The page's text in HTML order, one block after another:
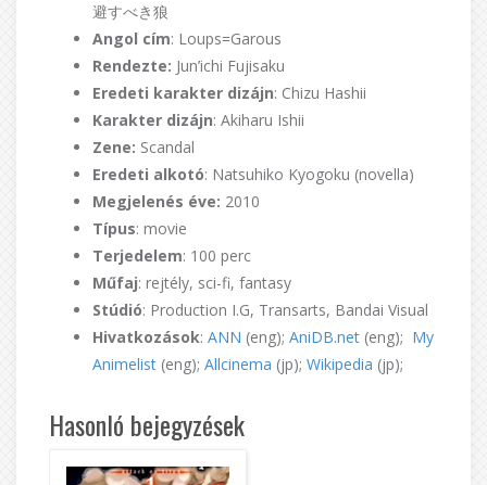
避すべき狼
Angol cím: Loups=Garous
Rendezte: Jun’ichi Fujisaku
Eredeti karakter dizájn: Chizu Hashii
Karakter dizájn: Akiharu Ishii
Zene: Scandal
Eredeti alkotó: Natsuhiko Kyogoku (novella)
Megjelenés éve: 2010
Típus: movie
Terjedelem: 100 perc
Műfaj: rejtély, sci-fi, fantasy
Stúdió: Production I.G, Transarts, Bandai Visual
Hivatkozások: ANN (eng); AniDB.net (eng); My
Animelist (eng); Allcinema (jp); Wikipedia (jp);
Hasonló bejegyzések